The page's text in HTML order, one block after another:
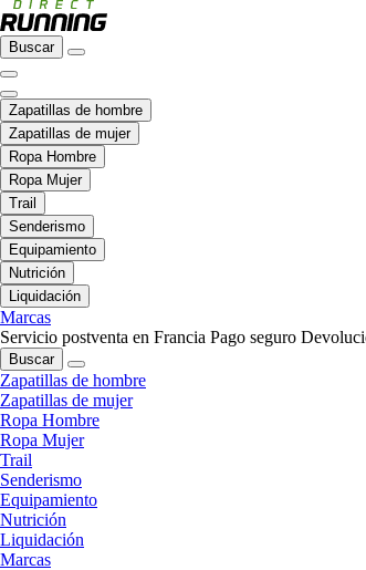
Buscar
Zapatillas de hombre
Zapatillas de mujer
Ropa Hombre
Ropa Mujer
Trail
Senderismo
Equipamiento
Nutrición
Liquidación
Marcas
Servicio postventa en Francia Pago seguro
Buscar
Zapatillas de hombre
Zapatillas de mujer
Ropa Hombre
Ropa Mujer
Trail
Senderismo
Equipamiento
Nutrición
Liquidación
Marcas